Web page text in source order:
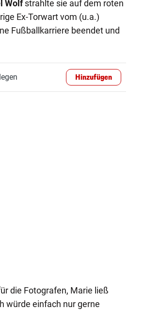
Wolfstrahlte sie auf dem roten
Ex-Torwart vom (u.a.)
Fußballkarriere beendet und
Hinzufügen
die Fotografen, Marie ließ
würde einfach nur gerne